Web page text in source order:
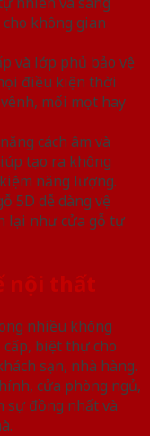
không gian
và lớp phủ bảo vệ
điều kiện thời
mối mọt hay
cách âm và
tạo ra không
năng lượng.
5D dễ dàng vệ
lại như cửa gỗ tự
nội thất
nhiều không
biệt thự cho
sạn, nhà hàng.
cửa phòng ngủ,
sự đồng nhất và